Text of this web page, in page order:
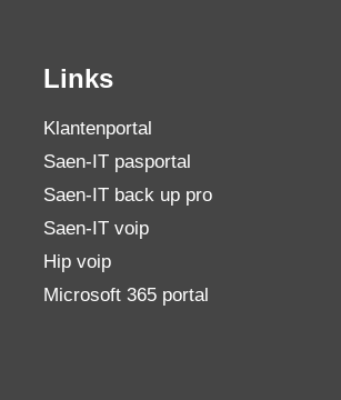
Links
Klantenportal
Saen-IT pasportal
Saen-IT back up pro
Saen-IT voip
Hip voip
Microsoft 365 portal